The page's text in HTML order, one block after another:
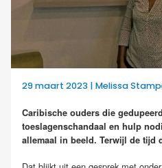
29 maart 2023 | Melissa
Caribische ouders die
toeslagenschandaal en hulp
allemaal in beeld. Terwijl de tijd